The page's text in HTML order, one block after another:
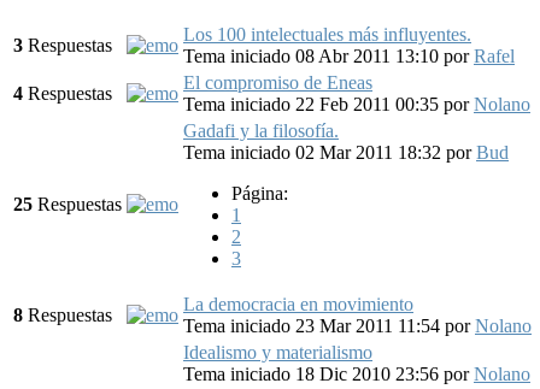
3 Respuestas
Los 100 intelectuales más influyentes.
Tema iniciado 08 Abr 2011 13:10 porRafel
4 Respuestas
El compromiso de Eneas
Tema iniciado 22 Feb 2011 00:35 porNolano
25 Respuestas
Gadafi y la filosofía.
Tema iniciado 02 Mar 2011 18:32 porBud
Página:
1
2
3
8 Respuestas
La democracia en movimiento
Tema iniciado 23 Mar 2011 11:54 porNolano
Idealismo y materialismo
Tema iniciado 18 Dic 2010 23:56 porNolano